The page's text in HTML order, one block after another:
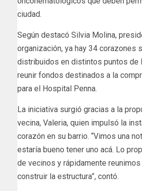
ciudad.
Según destacó Silvia Molina,
organización, ya hay 34 corazones
distribuidos en distintos puntos de
reunir fondos destinados a la
para el Hospital Penna.
La iniciativa surgió gracias a la
vecina, Valeria, quien impulsó la
corazón en su barrio. “Vimos una
estaría bueno tener uno acá. Lo
de vecinos y rápidamente
construir la estructura”, contó.